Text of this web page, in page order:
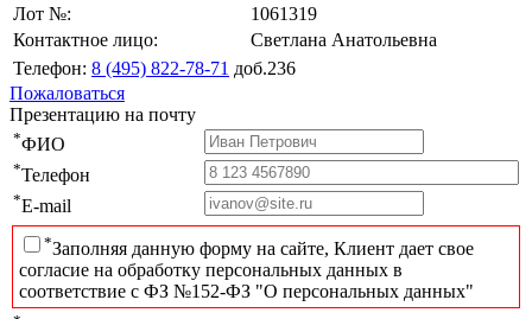
Лот №:
1061319
Контактное лицо:
Светлана Анатольевна
Телефон: 8 (495) 822-78-71 доб.236
Пожаловаться
Презентацию на почту
*ФИО
*Телефон
*E-mail
*Заполняя данную форму на сайте, Клиент дает свое
согласие на обработку персональных данных в
соответствие с ФЗ №152-ФЗ "О персональных данных"